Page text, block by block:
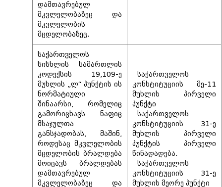
დამთავრებულ
მკვლელობაზეც და
მკვლელობის
მცდელობაზეც.
საქართველოს
სისხლის სამართლის
კოდექსის 19,109-ე
მუხლის „ლ“ პუნქტის ის
ნორმატიული
შინაარსი, რომელიც
გამორიცხავს ნაფიც
მსაჯულთა
განსჯადობას, მაშინ,
როდესაც მკვლელობის
მცდელობის ბრალდება
მოიცავს ბრალდებას
დამთავრებულ
მკვლელობაზეც და
საქართველოს
კონსტიტუციის მე-11
მუხლის პირველი
პუნქტი
საქართველოს
კონსტიტუციის 31-ე
მუხლის პირველი
პუნქტის პირველი
წინადადება.
საქართველოს
კონსტიტუციის 31-ე
მუხლის მეორე პუნქტი